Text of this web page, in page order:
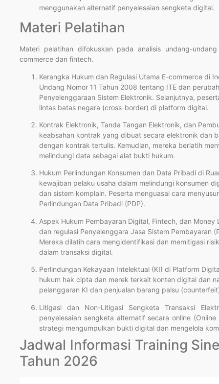
menggunakan alternatif penyelesaian sengketa digital.
Materi Pelatihan
Materi pelatihan difokuskan pada analisis undang-
commerce dan fintech.
Kerangka Hukum dan Regulasi Utama E-commerce di
Undang Nomor 11 Tahun 2008 tentang ITE dan
Penyelenggaraan Sistem Elektronik. Selanjutnya,
lintas batas negara (cross-border) di platform digital.
Kontrak Elektronik, Tanda Tangan Elektronik, dan
keabsahan kontrak yang dibuat secara elektronik dan
dengan kontrak tertulis. Kemudian, mereka berlatih
melindungi data sebagai alat bukti hukum.
Hukum Perlindungan Konsumen dan Data Pribadi di
kewajiban pelaku usaha dalam melindungi konsumen
dan sistem komplain. Peserta menguasai cara
Perlindungan Data Pribadi (PDP).
Aspek Hukum Pembayaran Digital, Fintech, dan
dan regulasi Penyelenggara Jasa Sistem Pembayaran
Mereka dilatih cara mengidentifikasi dan memitigasi
dalam transaksi digital.
Perlindungan Kekayaan Intelektual (KI) di Platform
hukum hak cipta dan merek terkait konten digital dan
pelanggaran KI dan penjualan barang palsu
Litigasi dan Non-Litigasi Sengketa Transaksi
penyelesaian sengketa alternatif secara online
strategi mengumpulkan bukti digital dan mengelola
Jadwal Informasi Training
Tahun 2026